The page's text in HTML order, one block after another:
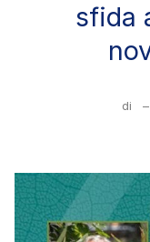
sfida
di –